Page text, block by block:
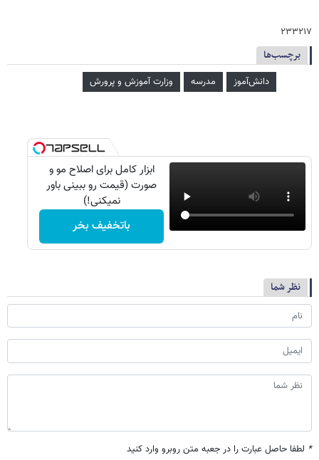
۲۳۳۲۱۷
برچسب‌ها
دانش‌آموز مدرسه وزارت آموزش و پرورش
ابزار کامل برای اصلاح مو و
صورت (قیمت رو ببینی باور
نمیکنی!)
باتخفیف بخر
نظر شما
* لطفا حاصل عبارت را در جعبه متن روبرو وارد کنید